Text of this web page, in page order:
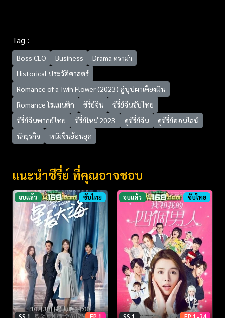
Tag :
Boss CEO Business
Drama ดราม่า
Historical ประวัติศาสตร์
Romance of a Twin Flower (2023) คู่บุปผาเคียงฝัน
Romance โรแมนติก
ซีรี่ย์จีน
ซีรี่ย์จีนซับไทย
ซีรี่ย์จีนพากย์ไทย
ซีรี่ย์ใหม่ 2023 ดูซีรี่ย์จีน
ดูซีรี่ย์ออนไลน์
นักธุรกิจ
หนังจีนย้อนยุค
แนะนำซีรี่ย์ ที่คุณอาจชอบ
จบแล้ว ซับไทย จบแล้ว ซับไทย